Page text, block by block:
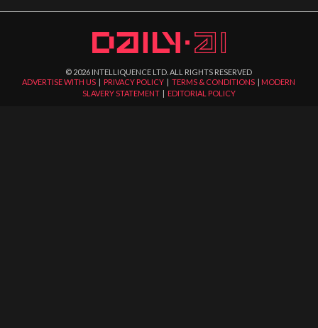
© 2026 INTELLIQUENCE LTD. ALL RIGHTS RESERVED
ADVERTISE WITH US | PRIVACY POLICY |TERMS & CONDITIONS | MODERN
SLAVERY STATEMENT| EDITORIAL POLICY